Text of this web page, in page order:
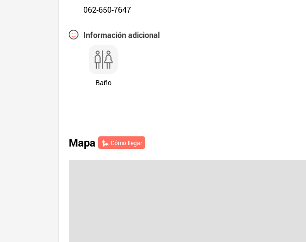
062-650-7647
Información adicional
Baño
Mapa Cómo llegar